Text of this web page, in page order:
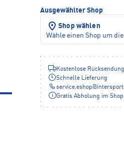
Ausgewählter Shop
Shop wählen
Wähle einen Shop um
Kostenlose Rücksendung
Schnelle Lieferung
service.eshop@
Gratis Abholung im